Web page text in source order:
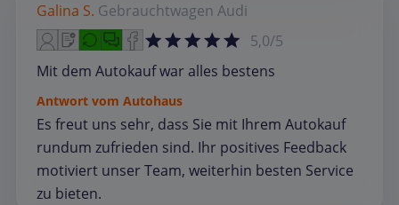
Galina S. Gebrauchtwagen Audi
5,0/5
Mit dem Autokauf war alles bestens
Antwort vom Autohaus
Es freut uns sehr, dass Sie mit Ihrem Autokauf
rundum zufrieden sind. Ihr positives Feedback
motiviert unser Team, weiterhin besten Service
zu bieten.